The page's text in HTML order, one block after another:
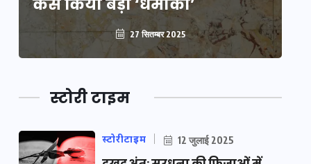
27 सितम्बर 2025
स्टोरी टाइम
स्टोरीटाइम 12 जुलाई 2025